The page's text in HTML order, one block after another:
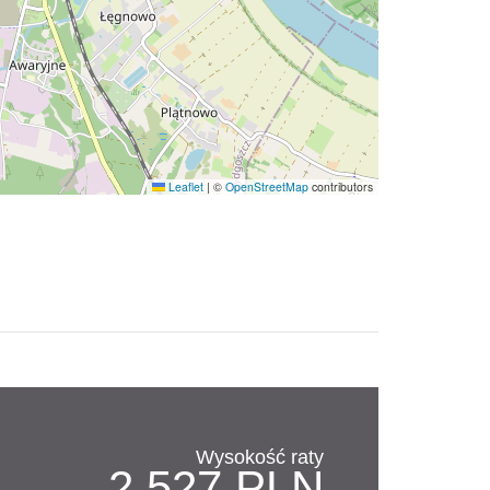
Leaflet | © OpenStreetMap contributors
Wysokość raty